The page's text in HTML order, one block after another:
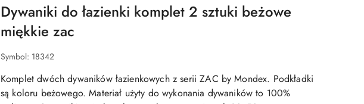
Dywaniki do łazienki komplet 2 sztuki beżowe
miękkie zac
Symbol: 18342
Komplet dwóch dywaników łazienkowych z serii ZAC by Mondex. Podkładki
są koloru beżowego. Materiał użyty do wykonania dywaników to 100%